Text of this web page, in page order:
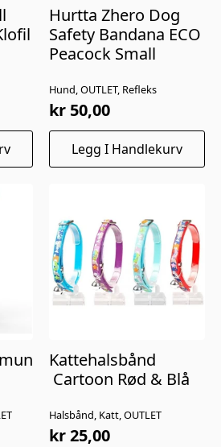
Hund, OUTLET, Refleks
Hurtta Zhero Dog
Safety Bandana ECO
Peacock Small
kr 50,00
Legg I Handlekurv
Halsbånd, Katt, OUTLET
Kattehalsbånd
Cartoon Rød & Blå
kr25,00